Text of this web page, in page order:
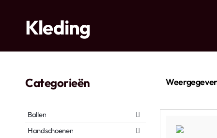
Kleding
Categorieën
Ballen
Handschoenen